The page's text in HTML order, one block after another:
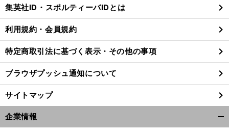
る
集英社ID・スポルティーバIDとは
利用規約・会員規約
特定商取引法に基づく表示・その他の事項
ブラウザプッシュ通知について
サイトマップ
企業情報